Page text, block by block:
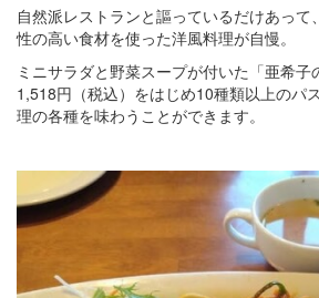
自然派レストランと謳っているだけあっ
性の高い食材を使った洋風料理が自慢。
ミニサラダと野菜スープが付いた「亜希子
1,518円（税込）をはじめ10種類以上のパ
理の各種を味わうことができます。